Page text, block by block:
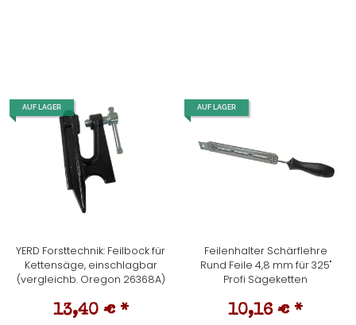
AUF LAGER
YERD Forsttechnik: Feilbock für
Kettensäge, einschlagbar
(vergleichb. Oregon 26368A)
13,40 € *
AUF LAGER
Feilenhalter Schärflehre
Rund Feile 4,8 mm für 325''
Profi Sägeketten
10,16 € *